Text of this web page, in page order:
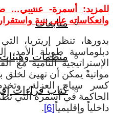
متابعات
منظمات وهيئات
كتاب قراءات
للمزيد: أسمرة- عنتيبي…
وانعكاساته على بنية
بدورها، تنظر إريتريا،
دبلوماسية طويلة الأمد،
الإستراتيجية النامية مع
مواتيةً يمكن أن تهيئ لخلق
كسر سياج العزلة،
الحاكمة في أسمرة التي
داخلياً وإقليمياً[6]
.